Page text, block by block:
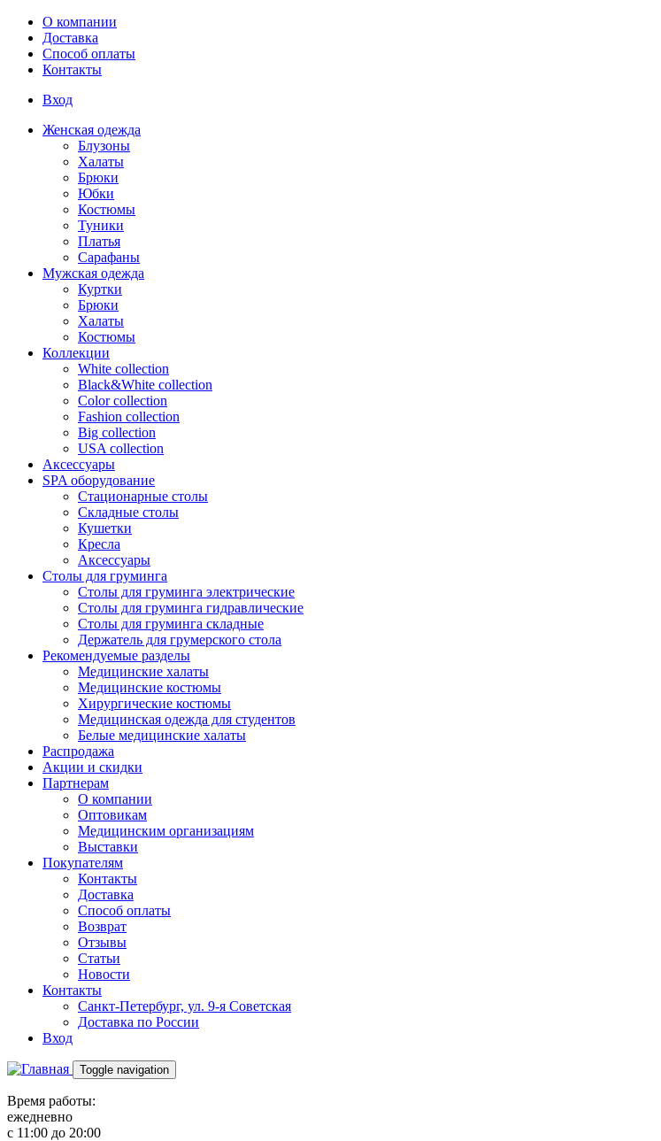
Перейти к основному содержанию
О компании
Доставка
Способ оплаты
Контакты
Вход
Женская одежда
Блузоны
Халаты
Брюки
Юбки
Костюмы
Туники
Платья
Сарафаны
Мужская одежда
Куртки
Брюки
Халаты
Костюмы
Коллекции
White collection
Black&White collection
Color collection
Fashion collection
Big collection
USA collection
Аксессуары
SPA оборудование
Стационарные столы
Складные столы
Кушетки
Кресла
Аксессуары
Столы для груминга
Столы для груминга электрические
Столы для груминга гидравлические
Столы для груминга складные
Держатель для грумерского стола
Рекомендуемые разделы
Медицинские халаты
Медицинские костюмы
Хирургические костюмы
Медицинская одежда для студентов
Белые медицинские халаты
Распродажа
Акции и скидки
Партнерам
О компании
Оптовикам
Медицинским организациям
Выставки
Покупателям
Контакты
Доставка
Способ оплаты
Возврат
Отзывы
Статьи
Новости
Контакты
Санкт-Петербург, ул. 9-я Советская
Доставка по России
Вход
Toggle navigation
Время работы:
ежедневно
с 11:00 до 20:00